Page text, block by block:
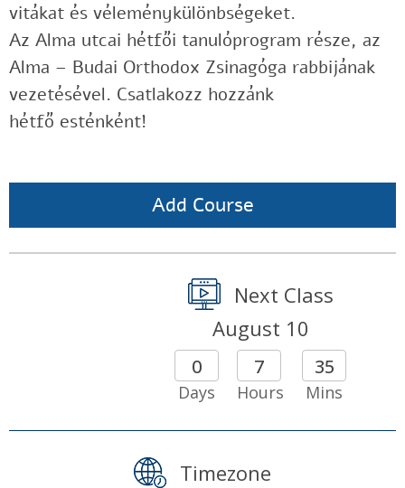
vitákat és véleménykülönbségeket.
Az Alma utcai hétfői tanulóprogram része, az
Alma – Budai Orthodox Zsinagóga rabbijának
vezetésével. Csatlakozz hozzánk
hétfő esténként!
Add Course
Next Class
August 10
0
Days
7
Hours
35
Mins
Timezone